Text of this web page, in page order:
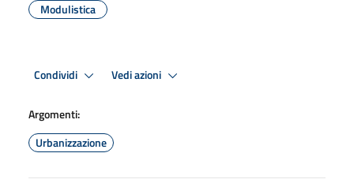
Modulistica
Condividi Vedi azioni
Argomenti:
Urbanizzazione